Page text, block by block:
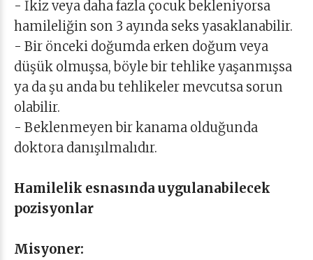
- İkiz veya daha fazla çocuk bekleniyorsa
hamileliğin son 3 ayında seks yasaklanabilir.
- Bir önceki doğumda erken doğum veya
düşük olmuşsa, böyle bir tehlike yaşanmışsa
ya da şu anda bu tehlikeler mevcutsa sorun
olabilir.
- Beklenmeyen bir kanama olduğunda
doktora danışılmalıdır.
Hamilelik esnasında uygulanabilecek
pozisyonlar
Misyoner: